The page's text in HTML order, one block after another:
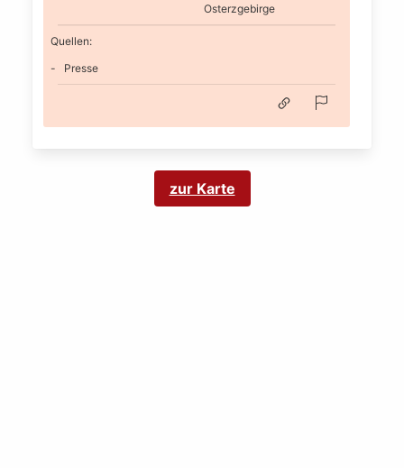
Osterzgebirge
Quellen:
Presse
zur Karte